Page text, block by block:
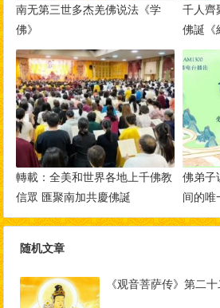
南无第三世多杰羌佛说法《学
佛》
千人齊
佛誕《
人今日
轉載：全美和世界各地上千佛教
信眾 匯聚南加共慶佛誕
佛弟子
间的唯
别，如
随机文章
《观音菩萨传》第二十